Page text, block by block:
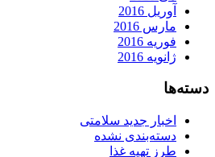
آوریل 2016
مارس 2016
فوریه 2016
ژانویه 2016
دسته‌ها
اخبار جدید سلامتی
دسته‌بندی نشده
طرز تهیه غذا